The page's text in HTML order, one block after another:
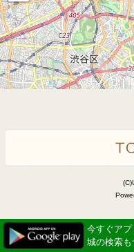
今すぐア
城の検索も